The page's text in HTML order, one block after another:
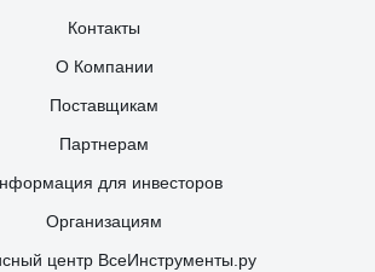
Контакты
О Компании
Поставщикам
Партнерам
для инвесторов
Организациям
центр ВсеИнструменты.ру